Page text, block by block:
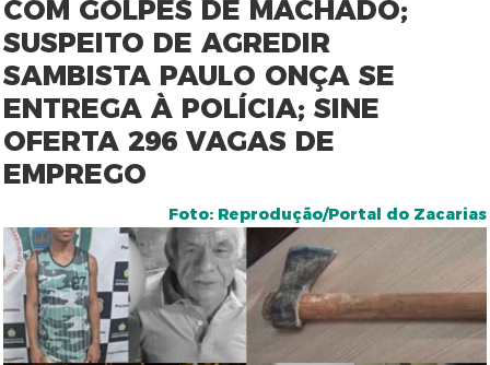
COM GOLPES DE MACHADO;
SUSPEITO DE AGREDIR
SAMBISTA PAULO ONÇA SE
ENTREGA À POLÍCIA; SINE
OFERTA 296 VAGAS DE
EMPREGO
Foto: Reprodução/Portal do Zacarias